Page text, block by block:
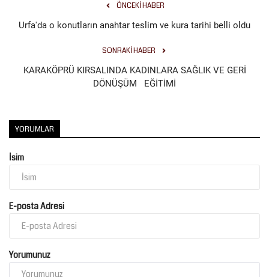
Yaşam
ÖNCEKI HABER
Urfa'da o konutların anahtar teslim ve kura tarihi belli oldu
SONRAKI HABER
KARAKÖPRÜ KIRSALINDA KADINLARA SAĞLIK VE GERİ
DÖNÜŞÜM EĞİTİMİ
YORUMLAR
İsim
E-posta Adresi
Yorumunuz